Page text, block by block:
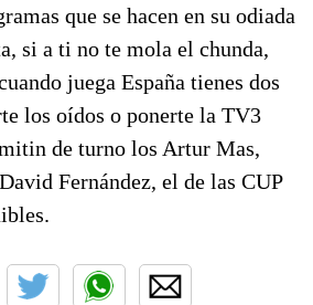
que se hacen en su odiada
si a ti no te mola el chunda,
juega España tienes dos
los oídos o ponerte la TV3
de turno los Artur Mas,
Fernández, el de las CUP